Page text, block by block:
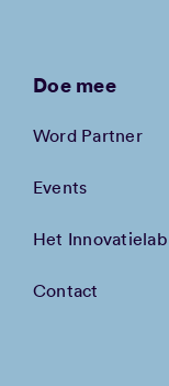
Doe mee
Word Partner
Events
Het Innovatielab
Contact